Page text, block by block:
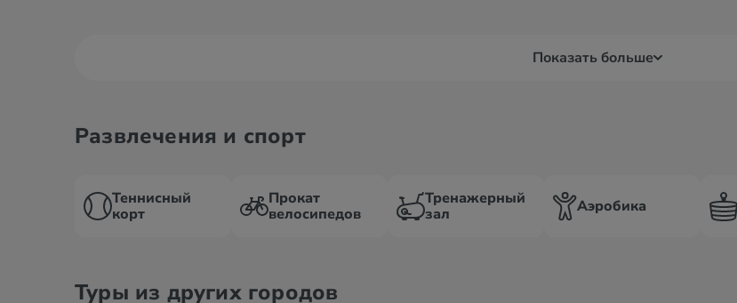
Показать больше
Развлечения и спорт
Теннисный
корт
Прокат
велосипедов
Тренажерный
зал
Аэробика
Туры из других городов